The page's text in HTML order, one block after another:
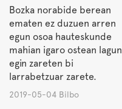
Bozka norabide berean
ematen ez duzuen arren
egun osoa hauteskunde
mahian igaro ostean lagun
egin zareten bi
larrabetzuar zarete.
2019-05-04 Bilbo